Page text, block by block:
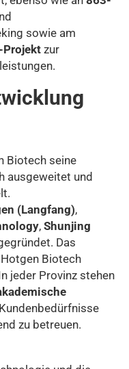
sowie am
Projekt zur
Biotech seine
ausgeweitet und
(Langfang),
, Shunjing
Das
Biotech
jeder Provinz stehen
zu betreuen.